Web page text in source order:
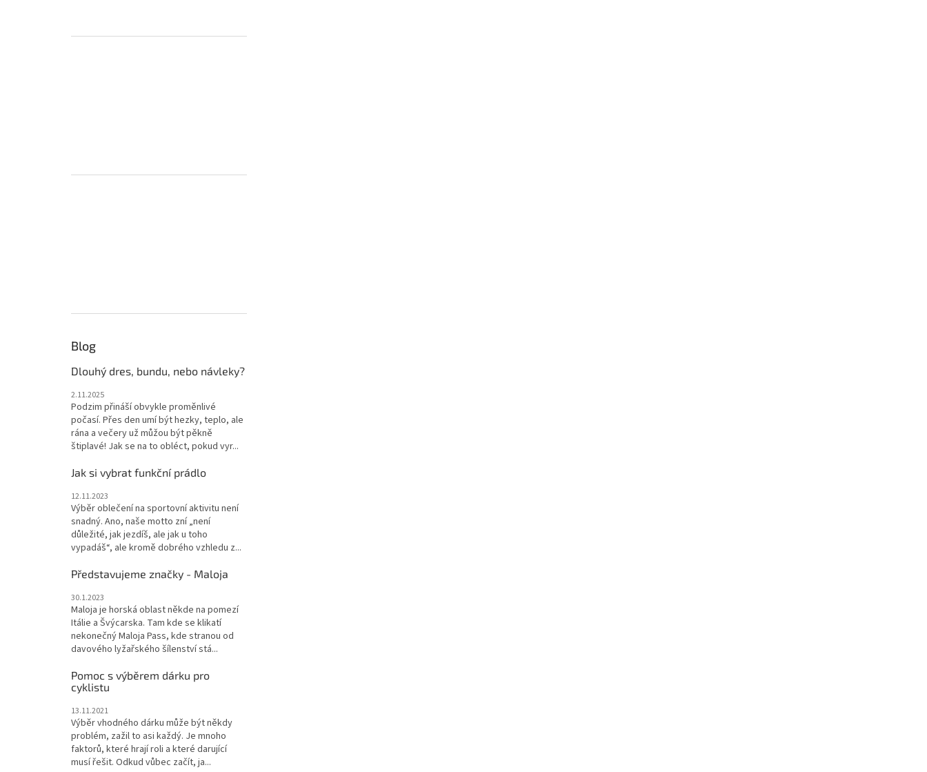
Blog
Dlouhý dres, bundu, nebo návleky?
2.11.2025
Podzim přináší obvykle proměnlivé
počasí. Přes den umí být hezky, teplo, ale
rána a večery už můžou být pěkně
štiplavé! Jak se na to obléct, pokud vyr...
Jak si vybrat funkční prádlo
12.11.2023
Výběr oblečení na sportovní aktivitu není
snadný. Ano, naše motto zní „není
důležité, jak jezdíš, ale jak u toho
vypadáš“, ale kromě dobrého vzhledu z...
Představujeme značky - Maloja
30.1.2023
Maloja je horská oblast někde na pomezí
Itálie a Švýcarska. Tam kde se klikatí
nekonečný Maloja Pass, kde stranou od
davového lyžařského šílenství stá...
Pomoc s výběrem dárku pro
cyklistu
13.11.2021
Výběr vhodného dárku může být někdy
problém, zažil to asi každý. Je mnoho
faktorů, které hrají roli a které darující
musí řešit. Odkud vůbec začít, ja...